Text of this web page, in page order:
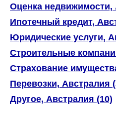
Оценка недвижимости,
Ипотечный кредит,
Юридические услуги,
Строительные
Страхование
Перевозки, Австралия
Другое, Австралия (10)